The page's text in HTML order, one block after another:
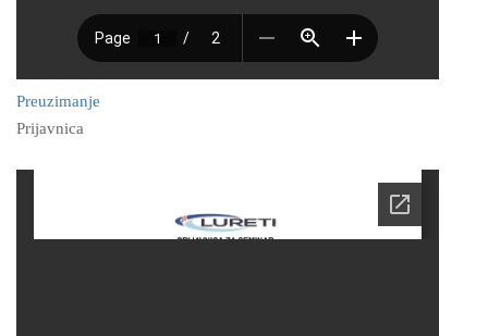
Preuzimanje
Prijavnica